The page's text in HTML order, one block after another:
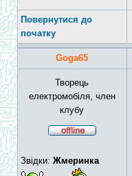
Повернутися до
початку
Goga65
Творець
електромобіля, член
клубу
Звідки: Жмеринка